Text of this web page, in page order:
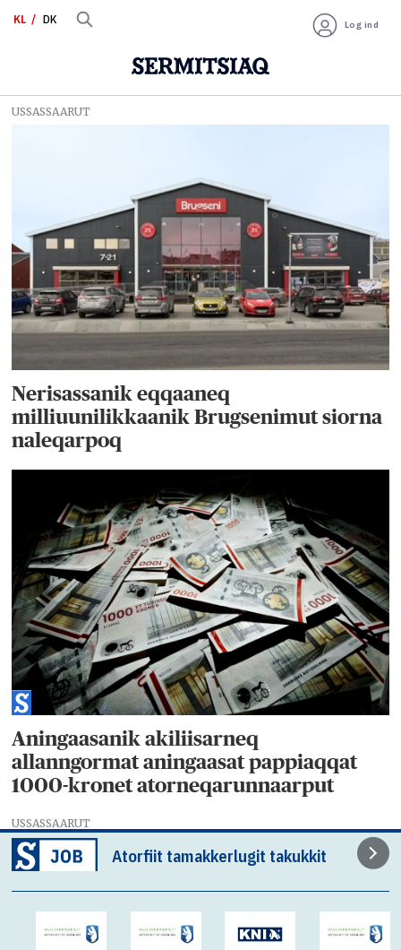
KL DK Log ind
USSASSAARUT
Nerisassanik eqqaaneq
milliuunilikkaanik Brugsenimut siorna
naleqarpoq
Aningaasanik akiliisarneq
allanngormat aningaasat pappiaqqat
1000-kronet atorneqarunnaarput
USSASSAARUT
Atorfiit tamakkerlugit takukkit